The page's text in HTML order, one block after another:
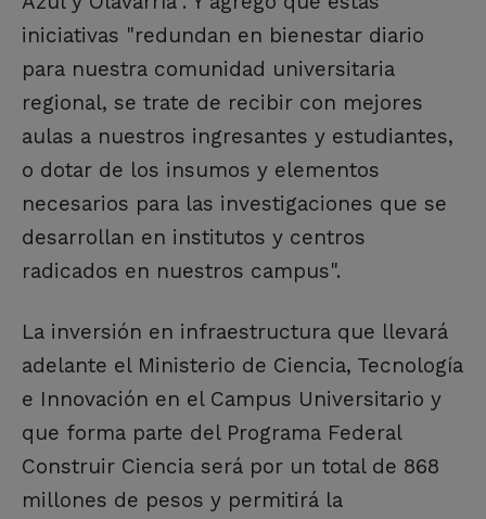
iniciativas "redundan en bienestar diario
para nuestra comunidad universitaria
regional, se trate de recibir con mejores
aulas a nuestros ingresantes y estudiantes,
o dotar de los insumos y elementos
necesarios para las investigaciones que se
desarrollan en institutos y centros
radicados en nuestros campus".
La inversión en infraestructura que llevará
adelante el Ministerio de Ciencia, Tecnología
e Innovación en el Campus Universitario y
que forma parte del Programa Federal
Construir Ciencia será por un total de 868
millones de pesos y permitirá la